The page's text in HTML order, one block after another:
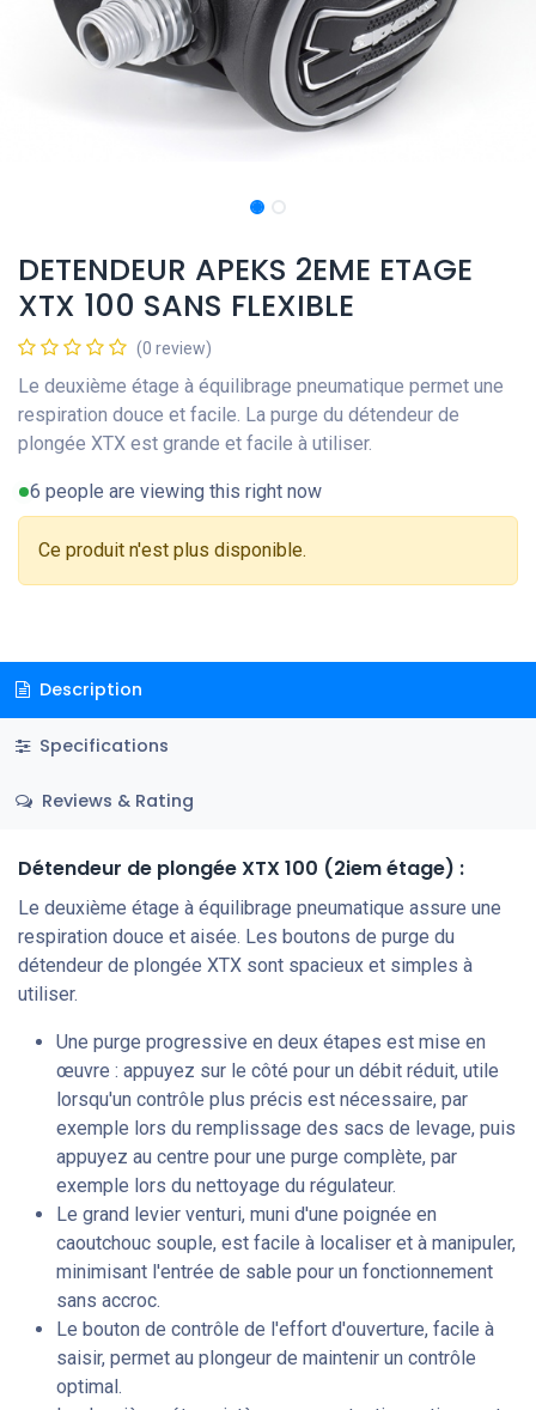
DETENDEUR APEKS 2EME ETAGE
XTX 100 SANS FLEXIBLE
(0 review)
Le deuxième étage à équilibrage pneumatique permet une
respiration douce et facile. La purge du détendeur de
plongée XTX est grande et facile à utiliser.
6 people are viewing this right now
Ce produit n'est plus disponible.
Description
Specifications
Reviews & Rating
Détendeur de plongée XTX 100 (2iem étage) :
Le deuxième étage à équilibrage pneumatique assure une
respiration douce et aisée. Les boutons de purge du
détendeur de plongée XTX sont spacieux et simples à
utiliser.
Une purge progressive en deux étapes est mise en
œuvre : appuyez sur le côté pour un débit réduit, utile
lorsqu'un contrôle plus précis est nécessaire, par
exemple lors du remplissage des sacs de levage, puis
appuyez au centre pour une purge complète, par
exemple lors du nettoyage du régulateur.
Le grand levier venturi, muni d'une poignée en
caoutchouc souple, est facile à localiser et à manipuler,
minimisant l'entrée de sable pour un fonctionnement
sans accroc.
Le bouton de contrôle de l'effort d'ouverture, facile à
saisir, permet au plongeur de maintenir un contrôle
optimal.